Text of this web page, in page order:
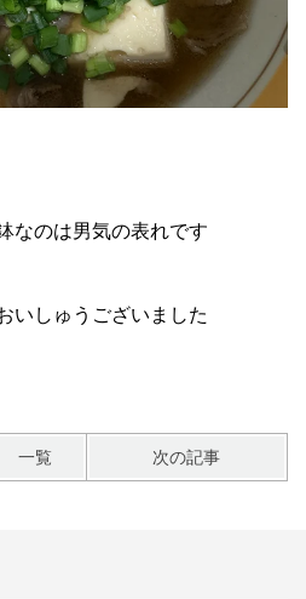
なのは男気の表れです
いしゅうございました
一覧 次の記事